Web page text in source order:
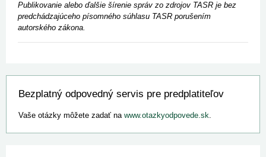
Publikovanie alebo ďalšie šírenie správ zo zdrojov TASR je bez
predchádzajúceho písomného súhlasu TASR porušením
autorského zákona.
Bezplatný odpovedný servis pre predplatiteľov
Vaše otázky môžete zadať na www.otazkyodpovede.sk.